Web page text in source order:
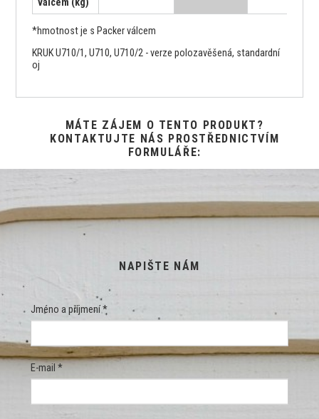
válcem (kg)
*hmotnost je s Packer válcem
KRUK U710/1, U710, U710/2 - verze polozavěšená, standardní
oj
MÁTE ZÁJEM O TENTO PRODUKT?
KONTAKTUJTE NÁS PROSTŘEDNICTVÍM
FORMULÁŘE:
NAPIŠTE NÁM
Jméno a příjmení *
E-mail *